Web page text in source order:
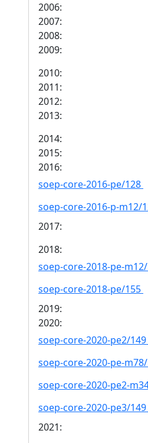
2006:
2007:
2008:
2009:
2010:
2011:
2012:
2013:
2014:
2015:
2016:
soep-core-2016-pe/128
soep-core-2016-p-m12/
2017:
2018:
soep-core-2018-pe-
soep-core-2018-pe/155
2019:
2020:
soep-core-2020-pe2/149
soep-core-2020-pe-
soep-core-2020-pe2-
soep-core-2020-pe3/149
2021: